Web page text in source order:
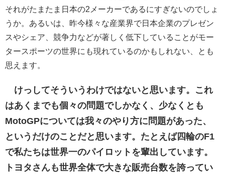
それがたまたま日本の2メーカーであるにすぎないのでしょ
うか。あるいは、昨今様々な産業界で日本企業のプレゼン
スやシェア、競争力などが著しく低下していることがモー
タースポーツの世界にも現れているのかもしれない、とも
思えます。
けっしてそういうわけではないと思います。これ
はあくまでも個々の問題でしかなく、少なくとも
MotoGPについては我々のやり方に問題があった、
というだけのことだと思います。たとえば四輪のF1
で私たちは世界一のパイロットを輩出しています。
トヨタさんも世界全体で大きな販売台数を誇ってい